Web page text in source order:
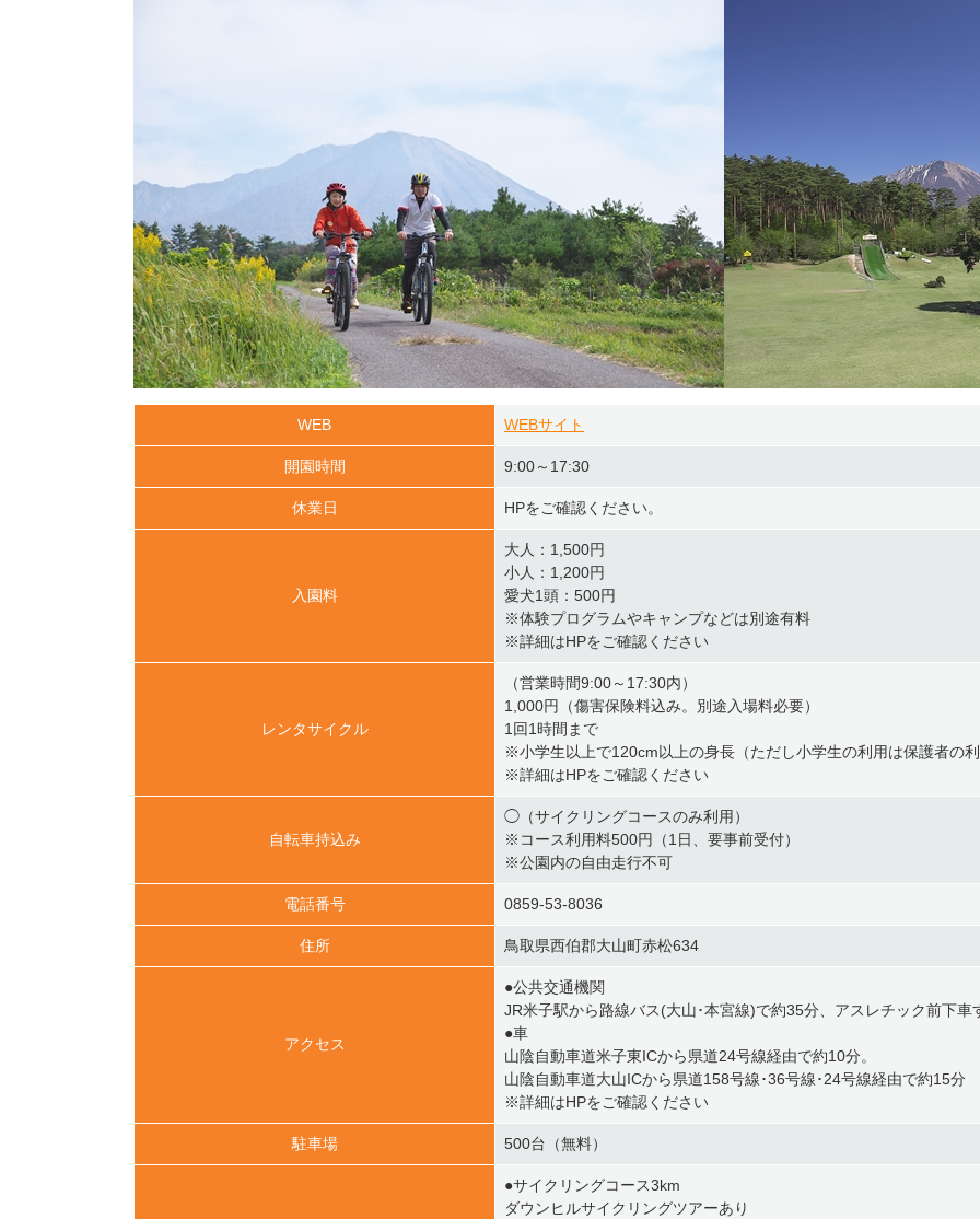
WEB WEBサイト
開園時間 9:00～17:30
休業日 HPをご確認ください。
入園料
大人：1,500円
小人：1,200円
愛犬1頭：500円
※体験プログラムやキャンプなどは別途有料
※詳細はHPをご確認ください
レンタサイクル
（営業時間9:00～17:30内）
1,000円（傷害保険料込み。別途入場料必要）
1回1時間まで
※小学生以上で120cm以上の身長（ただし小学生の利用は保護者の
※詳細はHPをご確認ください
自転車持込み
◯（サイクリングコースのみ利用）
※コース利用料500円（1日、要事前受付）
※公園内の自由走行不可
電話番号 0859-53-8036
住所 鳥取県西伯郡大山町赤松634
アクセス
●公共交通機関
JR米子駅から路線バス(大山･本宮線)で約35分、アスレチック前下車
●車
山陰自動車道米子東ICから県道24号線経由で約10分。
山陰自動車道大山ICから県道158号線･36号線･24号線経由で約15分
※詳細はHPをご確認ください
駐車場 500台（無料）
●サイクリングコース3km
ダウンヒルサイクリングツアーあり